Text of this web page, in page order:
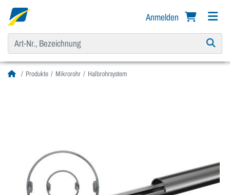
Anmelden
Produkte Mikrorohr Halbrohrsystem